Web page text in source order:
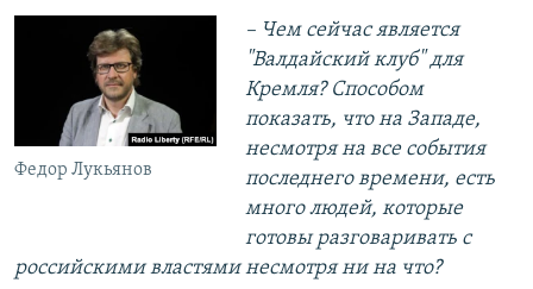
Федор Лукьянов
– Чем сейчас является
"Валдайский клуб" для
Кремля? Способом
показать, что на Западе,
несмотря на все события
последнего времени, есть
много людей, которые
готовы разговаривать с
российскими властями несмотря ни на что?